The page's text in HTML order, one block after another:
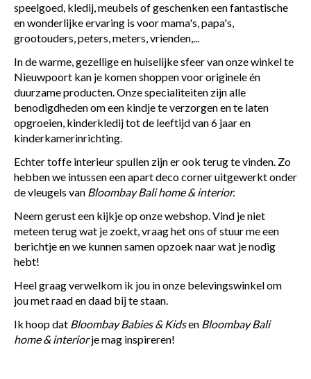
speelgoed, kledij, meubels of geschenken een fantastische
en wonderlijke ervaring is voor mama's, papa's,
grootouders, peters, meters, vrienden,...
In de warme, gezellige en huiselijke sfeer van onze winkel te
Nieuwpoort kan je komen shoppen voor originele én
duurzame producten. Onze specialiteiten zijn alle
benodigdheden om een kindje te verzorgen en te laten
opgroeien, kinderkledij tot de leeftijd van 6 jaar en
kinderkamerinrichting.
Echter toffe interieur spullen zijn er ook terug te vinden. Zo
hebben we intussen een apart deco corner uitgewerkt onder
de vleugels van Bloombay Bali home & interior.
Neem gerust een kijkje op onze webshop.Vind je niet
meteen terug wat je zoekt, vraag het ons of stuur me een
berichtje en we kunnen samen opzoek naar wat je nodig
hebt!
Heel graag verwelkom ik jou in onze belevingswinkel om
jou met raad en daad bij te staan.
Ik hoop dat Bloombay Babies & Kidsen Bloombay Bali
home & interiorje mag inspireren!